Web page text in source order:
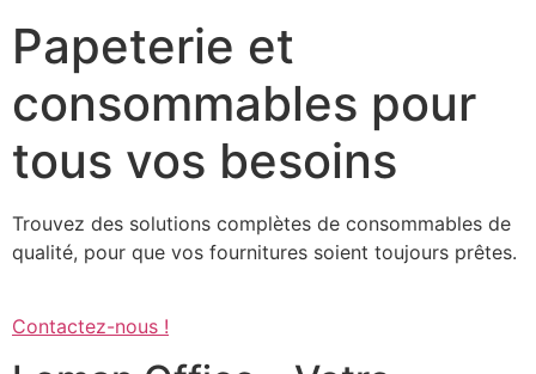
Papeterie et
consommables pour
tous vos besoins
Trouvez des solutions complètes de consommables de
qualité, pour que vos fournitures soient toujours prêtes.
Contactez-nous !